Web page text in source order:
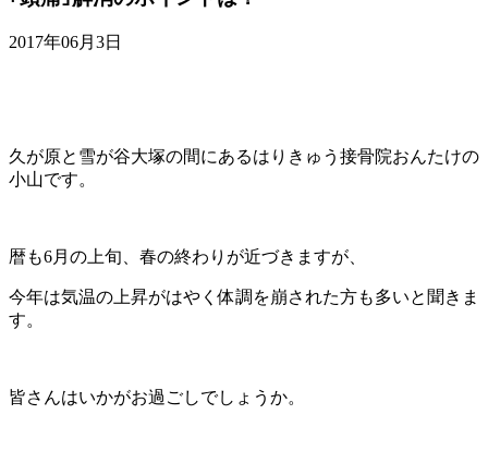
2017年06月3日
久が原と雪が谷大塚の間にあるはりきゅう接骨院おんたけの
小山です。
暦も6月の上旬、春の終わりが近づきますが、
今年は気温の上昇がはやく体調を崩された方も多いと聞きま
す。
皆さんはいかがお過ごしでしょうか。